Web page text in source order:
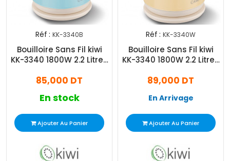
Réf : KK-3340B
Bouilloire Sans Fil kiwi
KK-3340 1800W 2.2 Litres
85,000 DT
En stock
Ajouter Au Panier
Réf : KK-3340W
Bouilloire Sans Fil kiwi
KK-3340 1800W 2.2 Litres
89,000 DT
En Arrivage
Ajouter Au Panier